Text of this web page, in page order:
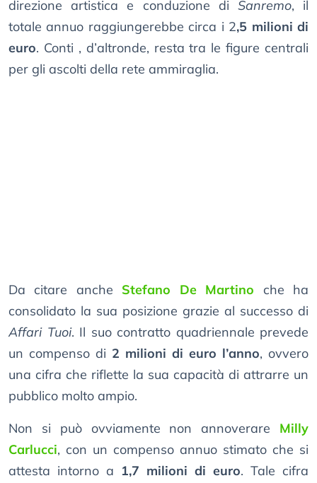
direzione artistica e conduzione di Sanremo, il
totale annuo raggiungerebbe circa i 2,5 milioni di
euro. Conti , d’altronde, resta tra le figure centrali
per gli ascolti della rete ammiraglia.
Da citare anche Stefano De Martino che ha
consolidato la sua posizione grazie al successo di
Affari Tuoi. Il suo contratto quadriennale prevede
un compenso di 2 milioni di euro l’anno, ovvero
una cifra che riflette la sua capacità di attrarre un
pubblico molto ampio.
Non si può ovviamente non annoverare Milly
Carlucci, con un compenso annuo stimato che si
attesta intorno a 1,7 milioni di euro. Tale cifra